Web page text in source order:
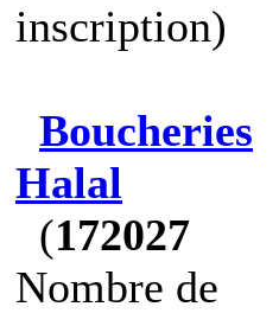
inscription)
Boucheries
Halal
(172027
Nombre de